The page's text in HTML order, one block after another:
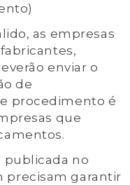
as empresas
enviar o
de
procedimento é
que
publicada no
precisam garantir